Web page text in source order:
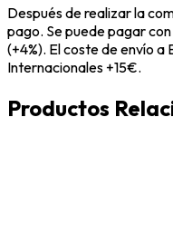
Después de realizar la
pago. Se puede pagar
(+4%). El coste de envío
Internacionales +15€.
Productos